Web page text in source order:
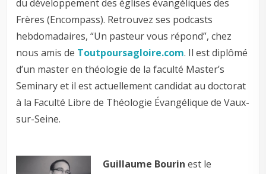
du développement des églises évangéliques des
Frères (Encompass). Retrouvez ses podcasts
hebdomadaires, “Un pasteur vous répond”, chez
nous amis de Toutpoursagloire.com. Il est diplômé
d’un master en théologie de la faculté Master’s
Seminary et il est actuellement candidat au doctorat
à la Faculté Libre de Théologie Évangélique de Vaux-
sur-Seine.
Guillaume Bourin est le